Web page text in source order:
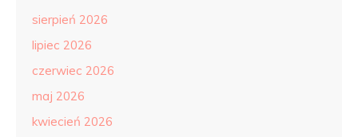
sierpień 2026
lipiec 2026
czerwiec 2026
maj 2026
kwiecień 2026